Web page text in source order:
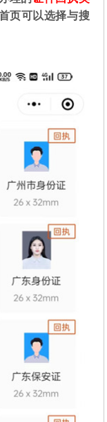
首页可以选择与搜